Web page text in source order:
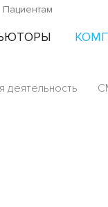
Пациентам
деятельность